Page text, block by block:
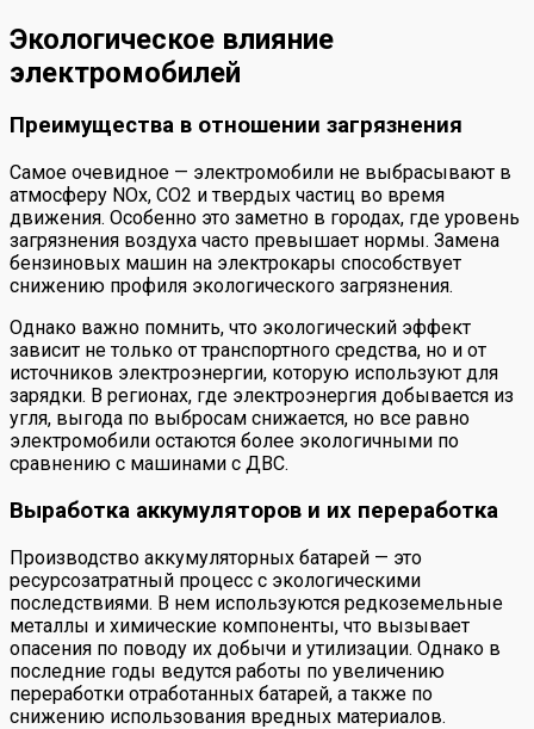
Экологическое влияние
электромобилей
Преимущества в отношении загрязнения
Самое очевидное — электромобили не выбрасывают в
атмосферу NOx, СО2 и твердых частиц во время
движения. Особенно это заметно в городах, где уровень
загрязнения воздуха часто превышает нормы. Замена
бензиновых машин на электрокары способствует
снижению профиля экологического загрязнения.
Однако важно помнить, что экологический эффект
зависит не только от транспортного средства, но и от
источников электроэнергии, которую используют для
зарядки. В регионах, где электроэнергия добывается из
угля, выгода по выбросам снижается, но все равно
электромобили остаются более экологичными по
сравнению с машинами с ДВС.
Выработка аккумуляторов и их переработка
Производство аккумуляторных батарей — это
ресурсозатратный процесс с экологическими
последствиями. В нем используются редкоземельные
металлы и химические компоненты, что вызывает
опасения по поводу их добычи и утилизации. Однако в
последние годы ведутся работы по увеличению
переработки отработанных батарей, а также по
снижению использования вредных материалов.